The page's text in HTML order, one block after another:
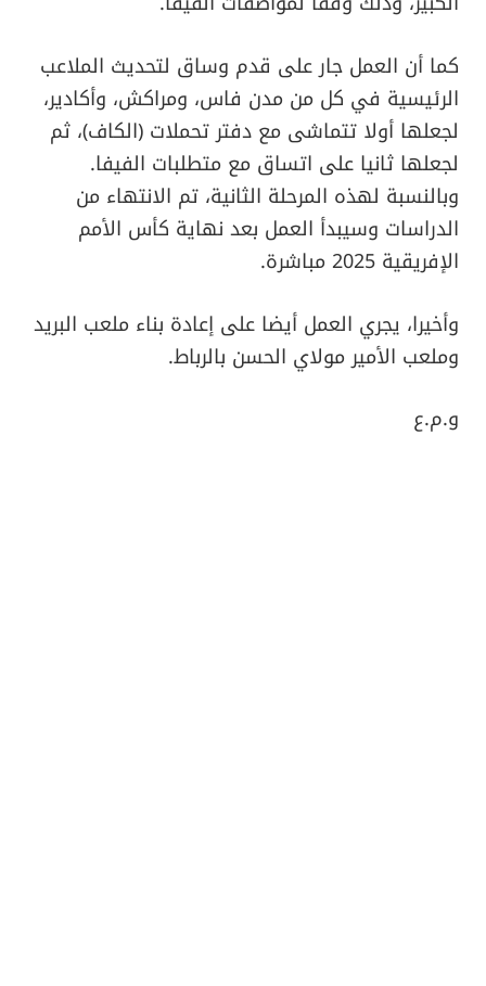
كما أن العمل جار على قدم وساق لتحديث الملاعب
الرئيسية في كل من مدن فاس، ومراكش، وأكادير،
لجعلها أولا تتماشى مع دفتر تحملات (الكاف)، ثم
لجعلها ثانيا على اتساق مع متطلبات الفيفا.
وبالنسبة لهذه المرحلة الثانية، تم الانتهاء من
الدراسات وسيبدأ العمل بعد نهاية كأس الأمم
الإفريقية 2025 مباشرة.
وأخيرا، يجري العمل أيضا على إعادة بناء ملعب البريد
وملعب الأمير مولاي الحسن بالرباط.
و.م.ع